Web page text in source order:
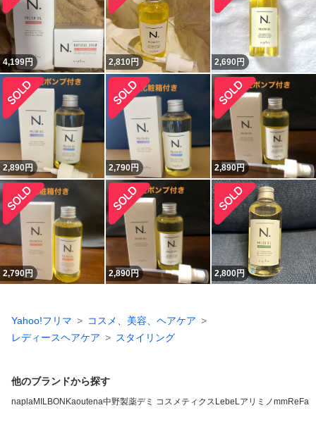
4,199円 2,810円 2,690円
2,890円 2,790円 2,890円
2,790円 2,890円 2,800円
Yahoo!フリマ
コスメ、美容、ヘアケア
レディースヘアケア
スタイリング
他のブランドから探す
naplaMILBON Kaoutena中野製薬デミ コスメティクス LebeLアリミノmmReFa